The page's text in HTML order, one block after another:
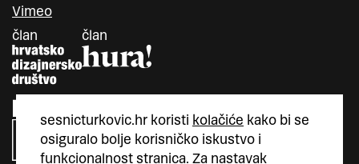
sesnicturkovic.hr koristi kolačiće kako bi se
osiguralo bolje korisničko iskustvo i
funkcionalnost stranica. Za nastavak
Vimeo
član
član